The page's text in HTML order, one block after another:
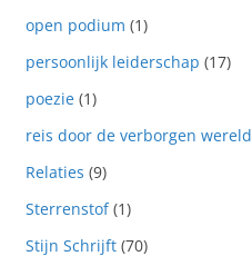
open podium (1)
persoonlijk leiderschap (17)
poezie(1)
reis door de verborgen wereld
Relaties (9)
Sterrenstof(1)
Stijn Schrijft(70)